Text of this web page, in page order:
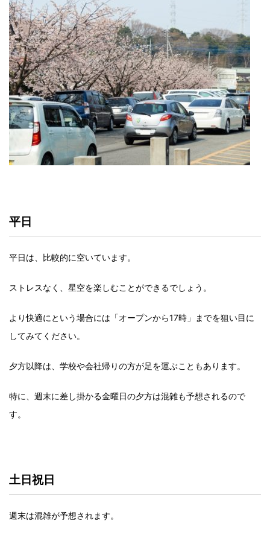
平日
平日は、比較的に空いています。
ストレスなく、星空を楽しむことができるでしょう。
より快適にという場合には「オープンから17時」までを狙い目に
してみてください。
夕方以降は、学校や会社帰りの方が足を運ぶこともあります。
特に、週末に差し掛かる金曜日の夕方は混雑も予想されるので
す。
土日祝日
週末は混雑が予想されます。